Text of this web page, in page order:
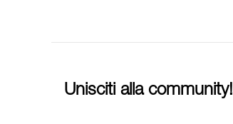
Unisciti alla community!